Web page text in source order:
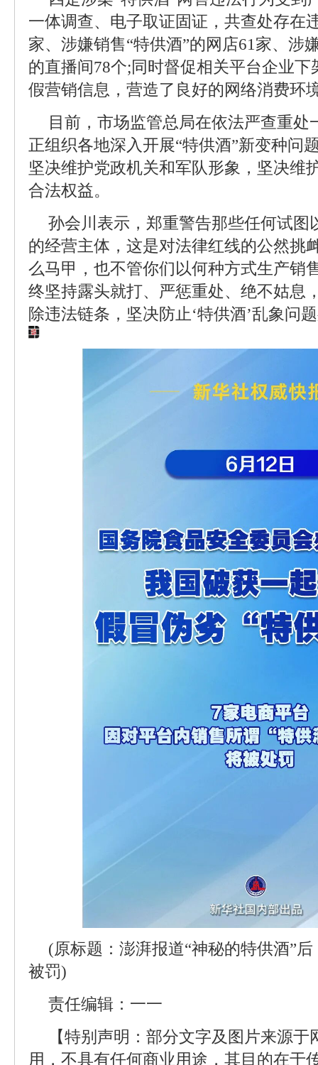
一体调查、电子取证固证，共查处存在
家、涉嫌销售“特供酒”的网店61家、涉
的直播间78个;同时督促相关平台企业
假营销信息，营造了良好的网络消费环
目前，市场监管总局在依法严查重
正组织各地深入开展“特供酒”新变种问
坚决维护党政机关和军队形象，坚决维
合法权益。
孙会川表示，郑重警告那些任何试图
的经营主体，这是对法律红线的公然挑
么马甲，也不管你们以何种方式生产销
终坚持露头就打、严惩重处、绝不姑息
除违法链条，坚决防止‘特供酒’乱象问
(原标题：澎湃报道“神秘的特供酒”
被罚)
责任编辑：一一
【特别声明：部分文字及图片来源
用，不具有任何商业用途，其目的在于